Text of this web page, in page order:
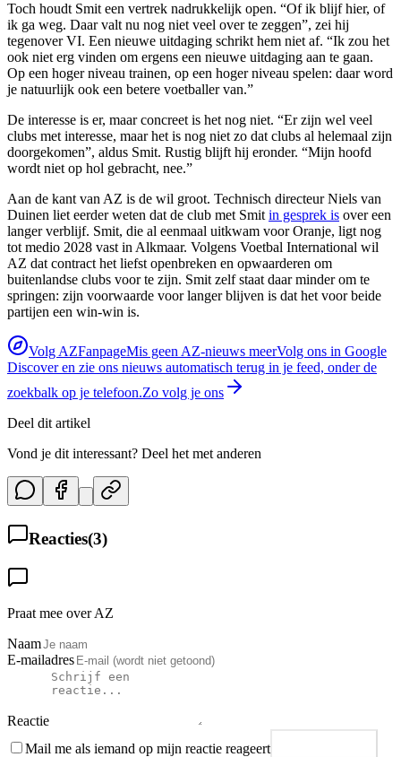
Toch houdt Smit een vertrek nadrukkelijk open. “Of ik blijf hier, of
ik ga weg. Daar valt nu nog niet veel over te zeggen”, zei hij
tegenover VI. Een nieuwe uitdaging schrikt hem niet af. “Ik zou het
ook niet erg vinden om ergens een nieuwe uitdaging aan te gaan.
Op een hoger niveau trainen, op een hoger niveau spelen: daar word
je natuurlijk ook een betere voetballer van.”
De interesse is er, maar concreet is het nog niet. “Er zijn wel veel
clubs met interesse, maar het is nog niet zo dat clubs al helemaal zijn
doorgekomen”, aldus Smit. Rustig blijft hij eronder. “Mijn hoofd
wordt niet op hol gebracht, nee.”
Aan de kant van AZ is de wil groot. Technisch directeur Niels van
Duinen liet eerder weten dat de club met Smitin gesprek is over een
langer verblijf. Smit, die al eenmaal uitkwam voor Oranje, ligt nog
tot medio 2028 vast in Alkmaar. Volgens Voetbal International wil
AZ dat contract het liefst openbreken en opwaarderen om
buitenlandse clubs voor te zijn. Smit zelf staat daar minder om te
springen: zijn voorwaarde voor langer blijven is dat het voor beide
partijen een win-win is.
Volg AZFanpageMis geen AZ-nieuws meerVolg ons in Google
Discover en zie ons nieuws automatisch terug in je feed, onder de
zoekbalk op je telefoon.Zo volg je ons
Deel dit artikel
Vond je dit interessant? Deel het met anderen
Reacties(3)
Praat mee over AZ
Naam
E-mailadres
Reactie
Mail me als iemand op mijn reactie reageert